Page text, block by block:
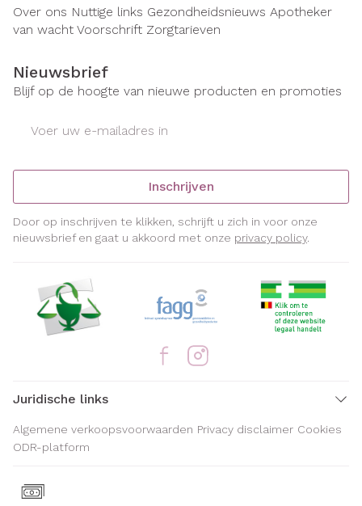
Over ons Nuttige links Gezondheidsnieuws Apotheker
van wacht Voorschrift Zorgtarieven
Nieuwsbrief
Blijf op de hoogte van nieuwe producten en promoties
Inschrijven
Door op inschrijven te klikken, schrijft u zich in voor onze
nieuwsbrief en gaat u akkoord met onze privacy policy.
Juridische links
Algemene verkoopsvoorwaarden Privacy disclaimer Cookies
ODR-platform